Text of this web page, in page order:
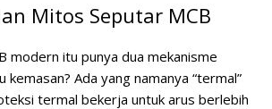
Mitos Seputar MCB
modern itu punya dua mekanisme
Ada yang namanya “termal”
termal bekerja untuk arus berlebih